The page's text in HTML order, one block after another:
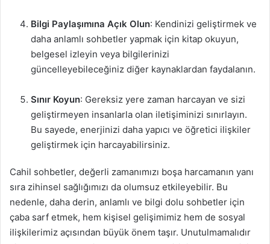
Bilgi Paylaşımına Açık Olun: Kendinizi geliştirmek ve
daha anlamlı sohbetler yapmak için kitap okuyun,
belgesel izleyin veya bilgilerinizi
güncelleyebileceğiniz diğer kaynaklardan faydalanın.
Sınır Koyun: Gereksiz yere zaman harcayan ve sizi
geliştirmeyen insanlarla olan iletişiminizi sınırlayın.
Bu sayede, enerjinizi daha yapıcı ve öğretici ilişkiler
geliştirmek için harcayabilirsiniz.
Cahil sohbetler, değerli zamanımızı boşa harcamanın yanı
sıra zihinsel sağlığımızı da olumsuz etkileyebilir. Bu
nedenle, daha derin, anlamlı ve bilgi dolu sohbetler için
çaba sarf etmek, hem kişisel gelişimimiz hem de sosyal
ilişkilerimiz açısından büyük önem taşır. Unutulmamalıdır